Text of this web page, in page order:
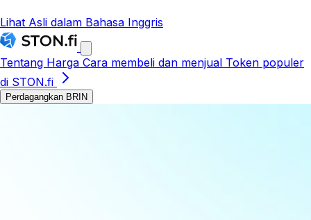
Lihat Asli dalam Bahasa Inggris
Tentang Harga Cara membeli dan menjual Token populer
di STON.fi
Perdagangkan BRIN